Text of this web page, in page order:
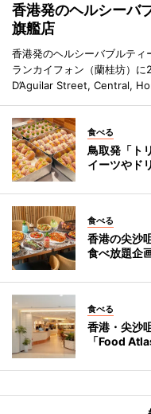
香港発のヘルシーバ
旗艦店
香港発のヘルシーバブルテ
ランカイフォン（蘭桂坊）
D’Aguilar Street, Central,
食べる
鳥取発「ト
イーツやド
食べる
香港の尖沙
食べ放題企
食べる
香港・尖沙
「Food